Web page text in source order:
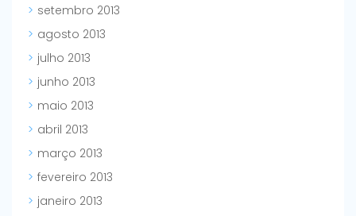
setembro 2013
agosto 2013
julho 2013
junho 2013
maio 2013
abril 2013
março 2013
fevereiro 2013
janeiro 2013